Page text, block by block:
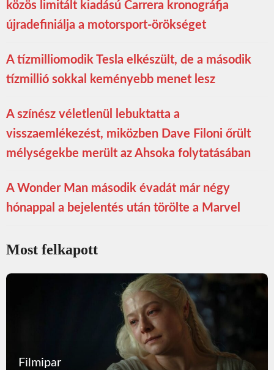
közös limitált kiadású Carrera kronográfja
újradefiniálja a motorsport-örökséget
A tízmilliomodik Tesla elkészült, de a második
tízmillió sokkal keményebb menet lesz
A színész véletlenül lebuktatta a
visszaemlékezést, miközben Dave Filoni őrült
mélységekbe merült az Ahsoka folytatásában
A Wonder Man második évadát már négy
hónappal a bejelentés után törölte a Marvel
Most felkapott
Filmipar